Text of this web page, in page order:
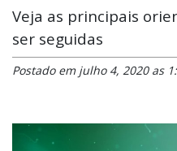
Veja as principais
ser seguidas
Postado em julho 4, 2020 as